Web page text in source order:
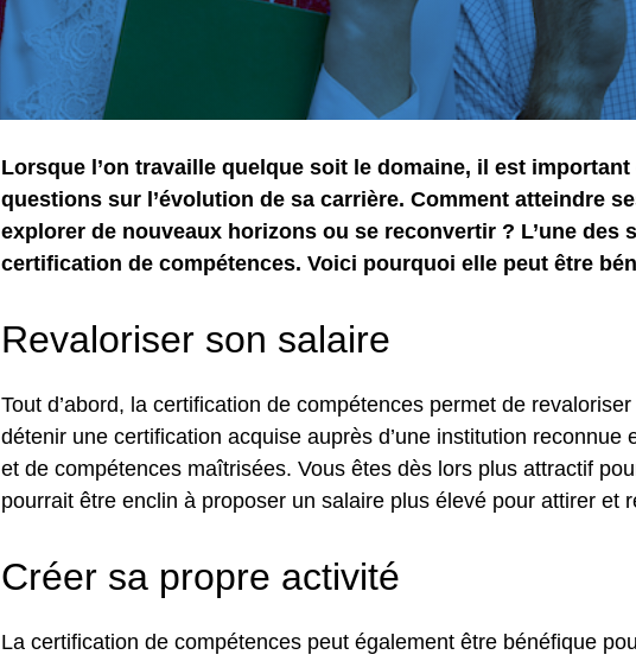
Lorsque l’on travaille quelque soit le domaine, il est
questions sur l’évolution de sa carrière. Comment atteindre
explorer de nouveaux horizons ou se reconvertir ? L’une des
certification de compétences. Voici pourquoi elle peut être
Revaloriser son salaire
Tout d’abord, la certification de compétences permet de
détenir une certification acquise auprès d’une institution reconnue
et de compétences maîtrisées. Vous êtes dès lors plus attractif
pourrait être enclin à proposer un salaire plus élevé pour attirer et
Créer sa propre activité
La certification de compétences peut également être bénéfique